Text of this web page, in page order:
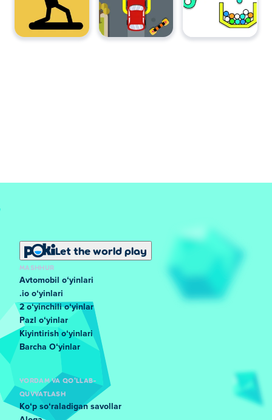
Let the world play
MASHHUR
Avtomobil oʻyinlari
.io oʻyinlari
2 oʻyinchili oʻyinlar
Pazl oʻyinlar
Kiyintirish oʻyinlari
Barcha Oʻyinlar
YORDAM VA QO'LLAB-
QUVVATLASH
Koʻp soʻraladigan savollar